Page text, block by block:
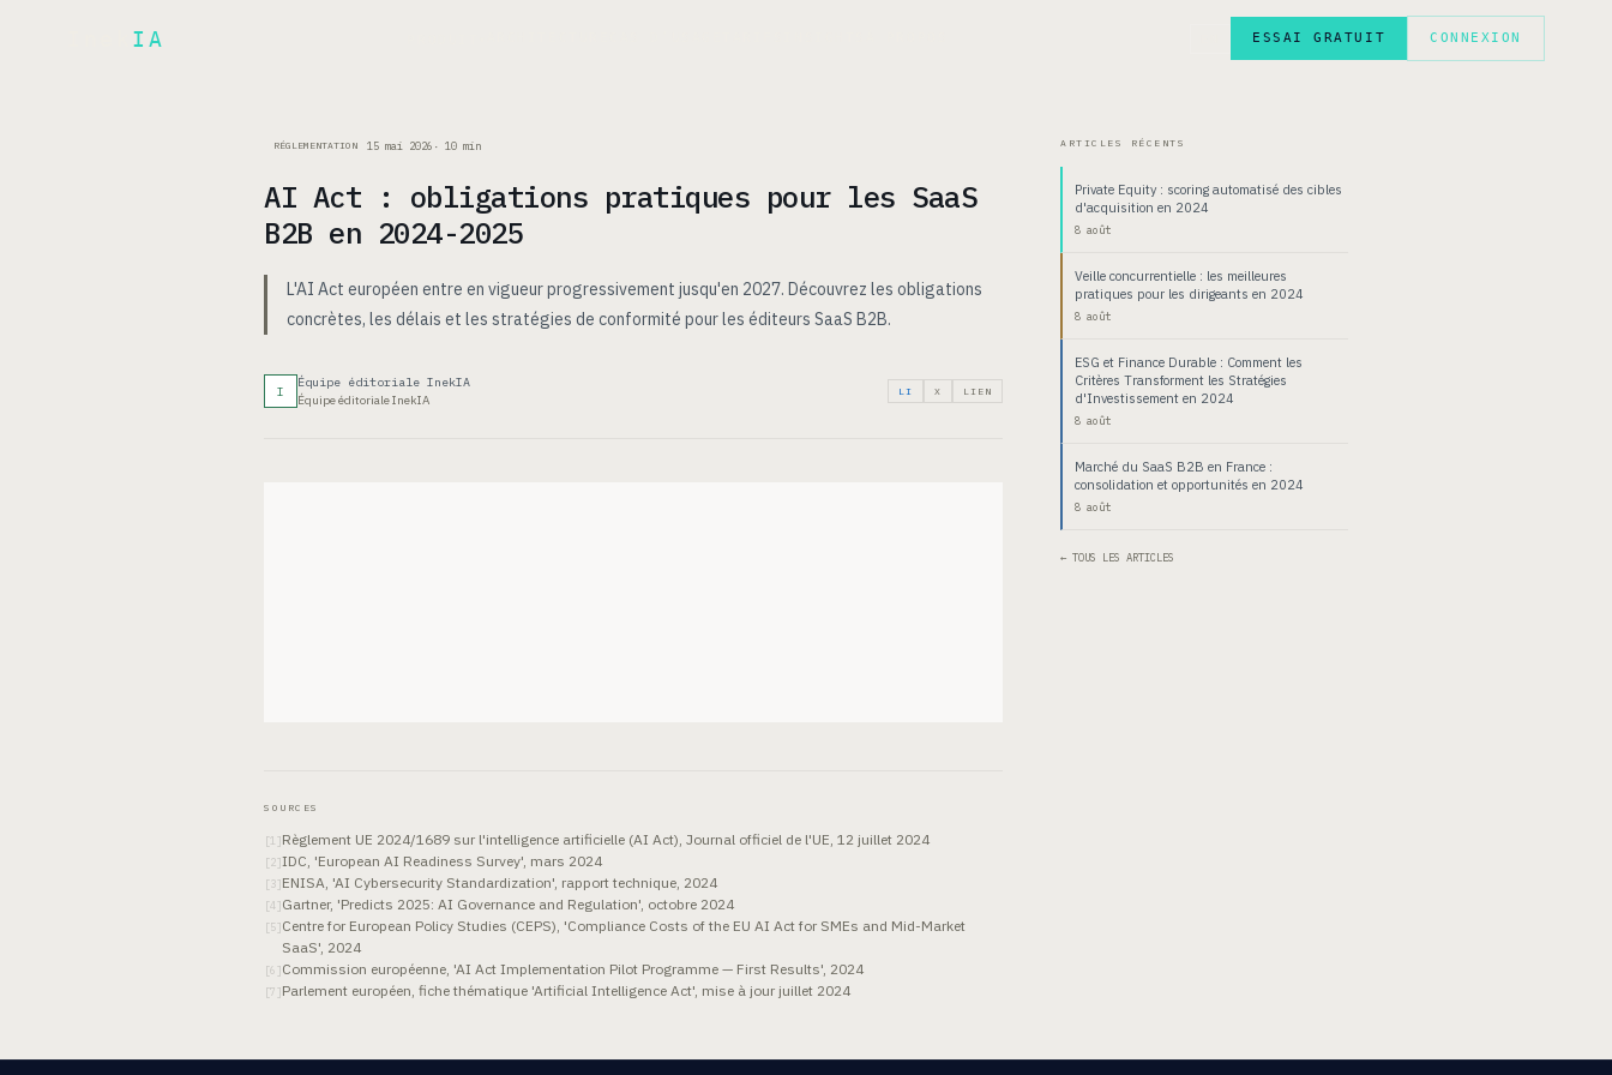
IA ESSAI GRATUIT CONNEXION
RÉGLEMENTATION 15 mai 2026 · 10 min
AI Act : obligations pratiques pour les SaaS
B2B en 2024-2025
L'AI Act européen entre en vigueur progressivement jusqu'en 2027. Découvrez les obligations
concrètes, les délais et les stratégies de conformité pour les éditeurs SaaS B2B.
I
Équipe éditoriale InekIA
Équipe éditoriale InekIA
LI X LIEN
SOURCES
[1 ]Règlement UE 2024/1689 sur l'intelligence artificielle (AI Act), Journal officiel de l'UE, 12 juillet 2024
[2]IDC, 'European AI Readiness Survey', mars 2024
[ 3]ENISA, 'AI Cybersecurity Standardization', rapport technique, 2024
[4 ]Gartner, 'Predicts 2025: AI Governance and Regulation', octobre 2024
[5]Centre for European Policy Studies (CEPS), 'Compliance Costs of the EU AI Act for SMEs and Mid-Market
SaaS', 2024
[6 ]Commission européenne, 'AI Act Implementation Pilot Programme — First Results', 2024
[7 ]Parlement européen, fiche thématique 'Artificial Intelligence Act', mise à jour juillet 2024
ARTICLES RÉCENTS
Private Equity : scoring automatisé des cibles
d'acquisition en 2024
8 août
Veille concurrentielle : les meilleures
pratiques pour les dirigeants en 2024
8 août
ESG et Finance Durable : Comment les
Critères Transforment les Stratégies
d'Investissement en 2024
8 août
Marché du SaaS B2B en France :
consolidation et opportunités en 2024
8 août
← TOUS LES ARTICLES